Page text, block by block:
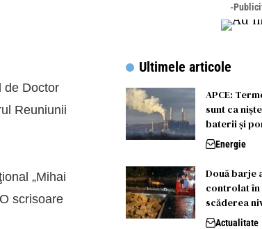
de Doctor
Reuniunii
„Mihai
scrisoare
-
Ultimele articole
APCE:
sunt ca
baterii și
Energie
Două barje
controlat în
scăderea
Actualitate